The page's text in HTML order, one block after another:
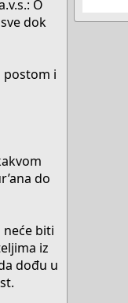
O
dok
postom i
do
biti
iz
dođu u